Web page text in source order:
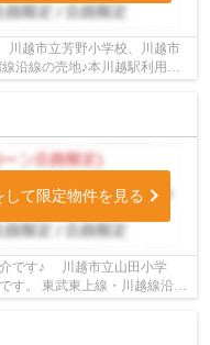
越市立芳野小学校、川越市
沿線の売地♪本川越駅利用可
して限定物件を見る
です♪ 川越市立山田小学
す。 東武東上線・川越線沿線
りバス1...